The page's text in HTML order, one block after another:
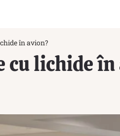
în avion?
cu lichide